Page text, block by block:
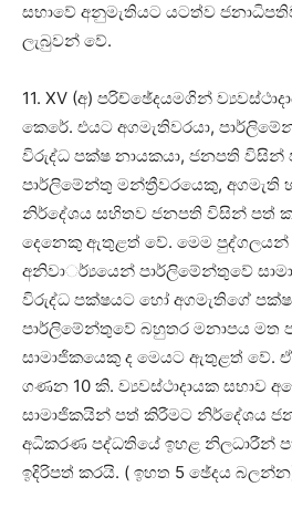
සභාවේ අනුමැතියට යටත්ව
ලැබුවන් වේ.
11. XV (අ) පරිච්ඡේදයමගින්
කෙරේ. එයට අගමැතිවරයා,
විරුද්ධ පක්ෂ නායකයා, ජනපති විසින්
පාර්ලිමේන්තු මන්ත්‍රීවරයෙකු, අගමැති
නිර්දේශය සහිතව ජනපති විසින් පත්
දෙනෙකු ඇතුළත් වේ. මෙම පුද්ගලයන්
අනිවාර්්‍යයෙන් පාර්ලිමේන්තුවේ
විරුද්ධ පක්ෂයට හෝ අගමැතිගේ
පාර්ලිමේන්තුවේ බහුතර මනාපය මත
සාමාජිකයෙකු ද මෙයට ඇතුළත් වේ.
ගණන 10 කි. ව්‍යවස්ථාදායක සභාව
සාමාජිකයින් පත් කිරීමට නිර්දේශය
අධිකරණ පද්ධතියේ ඉහළ නිලධාරීන්
ඉදිරිපත් කරයි. ( ඉහත 5 ඡේදය